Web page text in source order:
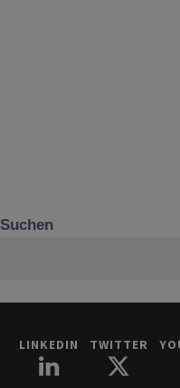
Suchen
LINKEDIN TWITTER